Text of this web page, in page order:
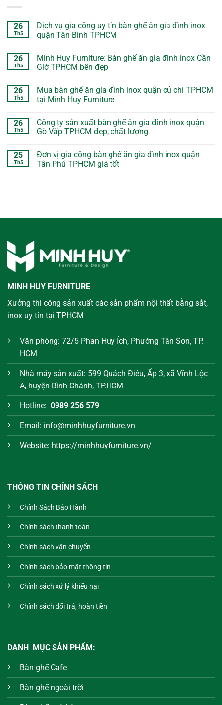
26
Th5
Dịch vụ gia công uy tín bàn ghế ăn gia đình inox
quận Tân Bình TPHCM
26
Th5
Minh Huy Furniture: Bàn ghế ăn gia đình inox Cần
Giờ TPHCM bền đẹp
26
Th5
Mua bàn ghế ăn gia đình inox quận củ chi TPHCM
tại Minh Huy Furniture
26
Th5
Công ty sản xuất bàn ghế ăn gia đình inox quận
Gò Vấp TPHCM đẹp, chất lượng
25
Th5
Đơn vị gia công bàn ghế ăn gia đình inox quận
Tân Phú TPHCM giá tốt
MINH HUY FURNITURE
Xưởng thi công sản xuất các sản phẩm nội thất bằng sắt,
inox uy tín tại TPHCM
Văn phòng: 72/5 Phan Huy Ích, Phường Tân Sơn, TP.
HCM
Nhà máy sản xuất: 599 Quách Điêu, Ấp 3, xã Vĩnh Lộc
A, huyện Bình Chánh, TP.HCM
Hotline: 0989 256 579
Email: info@minhhuyfurniture.vn
Website: https://minhhuyfurniture.vn/
THÔNG TIN CHÍNH SÁCH
Chính Sách Bảo Hành
Chính sách thanh toán
Chính sách vận chuyển
Chính sách bảo mật thông tin
Chính sách xử lý khiếu nại
Chính sách đổi trả, hoàn tiền
DANH MỤC SẢN PHẨM:
Bàn ghế Cafe
Bàn ghế ngoài trời